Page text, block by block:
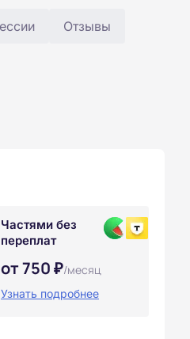
Отзывы
Частями без
переплат
от 750 ₽/месяц
Узнать подробнее